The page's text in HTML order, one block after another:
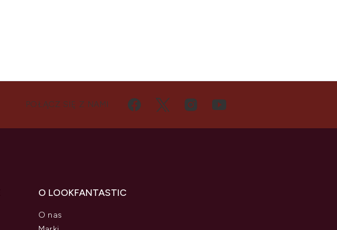
POŁĄCZ SIĘ Z NAMI
O LOOKFANTASTIC
O nas